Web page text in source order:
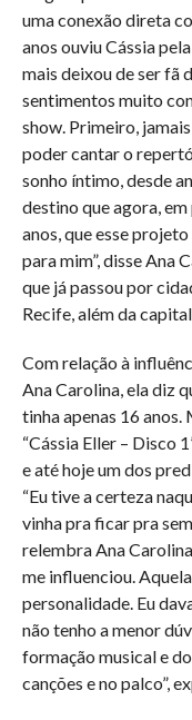
uma conexão direta
anos ouviu Cássia
mais deixou de ser fã
sentimentos muito
show. Primeiro,
poder cantar o
sonho íntimo, desde
destino que agora,
anos, que esse
para mim”, disse Ana
que já passou por
Recife, além da
Com relação à
Ana Carolina, ela diz
tinha apenas 16
“Cássia Eller – Disco
e até hoje um dos
“Eu tive a certeza
vinha pra ficar pra
relembra Ana
me influenciou.
personalidade. Eu
não tenho a menor
formação musical e
canções e no palco”,